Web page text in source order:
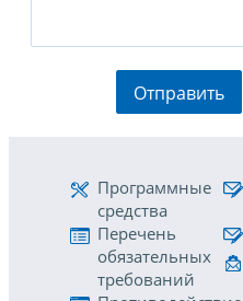
Отправить
Программные
средства
Перечень
обязательных
требований